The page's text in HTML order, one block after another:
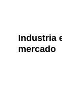
Industria
mercado